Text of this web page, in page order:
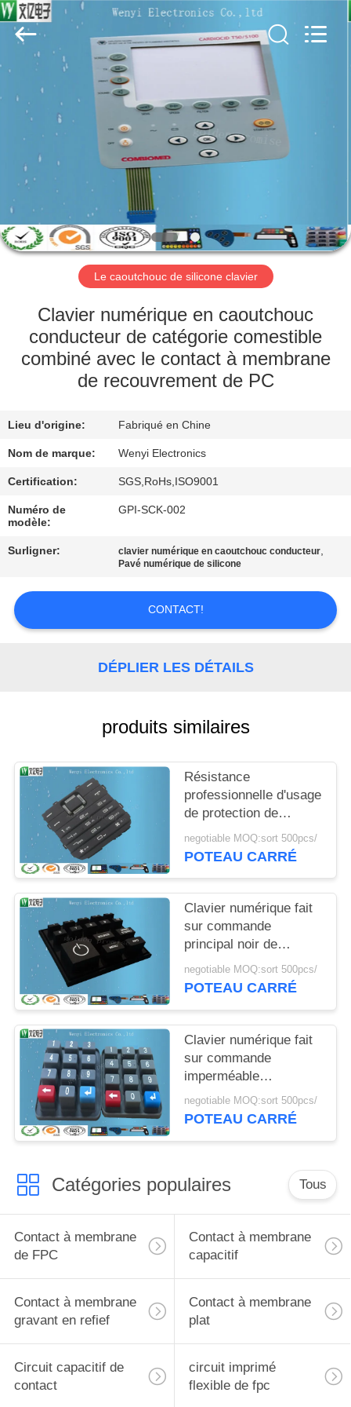
MAISON
DES
PRODUITS
AU
SUJET
DE
VISITE
D'USINE
DE
QUALITÉ
CONTACTEZ-
DEMANDEZ
UNE
CITATION
PRIVACY
POLICY
Dongguan
Jinyuanhang
Electronic
Technology
Rights
Le caoutchouc de silicone clavier
Clavier numérique en caoutchouc
conducteur de catégorie comestible
combiné avec le contact à membrane
de recouvrement de PC
Lieu d'origine: Fabriqué en Chine
Nom de marque: Wenyi Electronics
Certification: SGS,RoHs,ISO9001
Numéro de
modèle:
GPI-SCK-002
Surligner: clavier numérique en caoutchouc conducteur,
Pavé numérique de silicone
CONTACT!
DÉPLIER LES DÉTAILS
produits similaires
Résistance
professionnelle d'usage
de protection de
contact à membrane de
clavier numérique en
conducteur
negotiable MOQ:sort 500pcs/
POTEAU CARRÉ
Clavier numérique fait
sur commande
principal noir de
silicone/clavier
numérique en
d'écran en soie
negotiable MOQ:sort 500pcs/
POTEAU CARRÉ
Clavier numérique fait
sur commande
imperméable
écologique en
caoutchouc de silicone
negotiable MOQ:sort 500pcs/
POTEAU CARRÉ
Catégories populaires Tous
Contact à membrane
de FPC
Contact à membrane
capacitif
Contact à membrane
gravant en refief
Contact à membrane
plat
Circuit capacitif de
contact
circuit imprimé
flexible de fpc